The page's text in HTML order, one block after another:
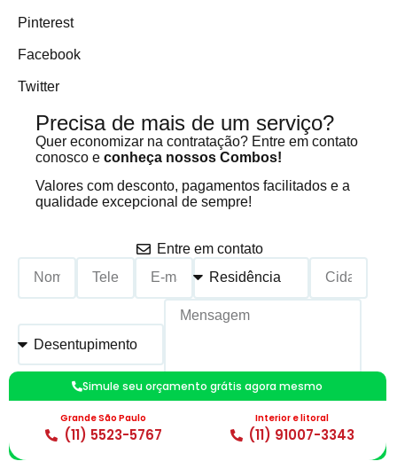
Pinterest
Facebook
Twitter
Precisa de mais de um serviço?
Quer economizar na contratação? Entre em contato
conosco e conheça nossos Combos!
Valores com desconto, pagamentos facilitados e a
qualidade excepcional de sempre!
Entre em contato
Calcular um Orçamento
*Preenchimento Obrigatório |
Politica de Privacidade
Simule seu orçamento grátis agora mesmo
Grande São Paulo
(11) 5523-5767
Interior e litoral
(11) 91007-3343